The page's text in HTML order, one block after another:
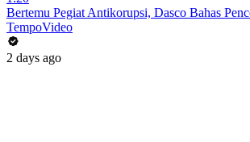
Bertemu Pegiat Antikorupsi, Dasco Bahas
TempoVideo
2 days ago